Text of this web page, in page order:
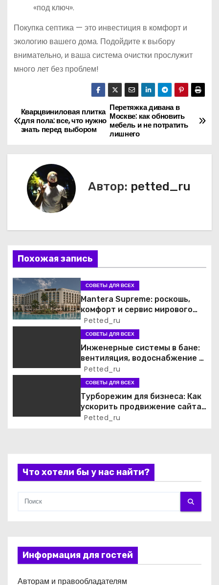
«под ключ».
Покупка септика — это инвестиция в комфорт и
экологию вашего дома. Подойдите к выбору
внимательно, и ваша система очистки прослужит
много лет без проблем!
Н
а
в
и
я
п
о
п
с
м
Перетяжка дивана в
Москве: как обновить
мебель и не потратить
лишнего
Кварцвиниловая плитка
для пола: все, что нужно
знать перед выбором
Автор: petted_ru
Похожая запись
СОВЕТЫ ДЛЯ ВСЕХ
Mantera Supreme: роскошь,
комфорт и сервис мирового
уровня
Petted_ru
СОВЕТЫ ДЛЯ ВСЕХ
Инженерные системы в бане:
вентиляция, водоснабжение и
электрика
Petted_ru
СОВЕТЫ ДЛЯ ВСЕХ
Турборежим для бизнеса: Как
ускорить продвижение сайта
и обойти конкурентов
Petted_ru
Что хотели бы у нас найти?
Информация для гостей
Авторам и правообладателям